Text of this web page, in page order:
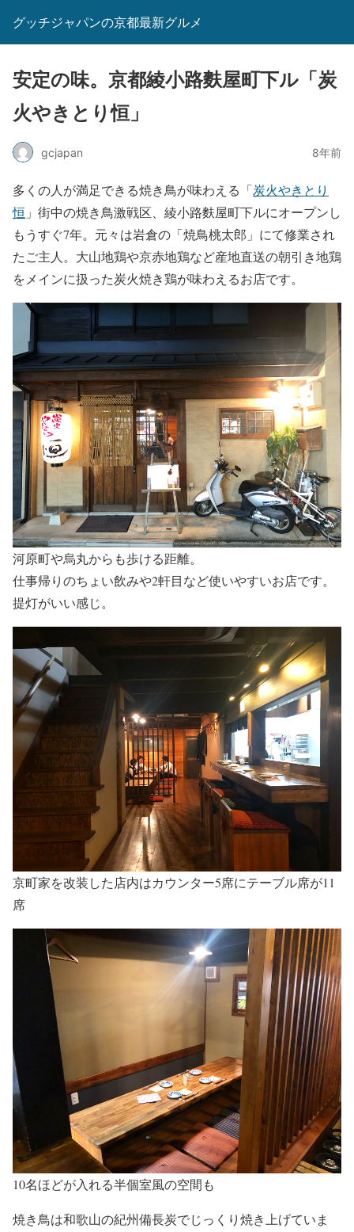
グッチジャパンの京都最新グルメ
安定の味。京都綾小路麩屋町下ル「炭
火やきとり恒」
gcjapan 8年前
多くの人が満足できる焼き鳥が味わえる「炭火やきとり
恒 」街中の焼き鳥激戦区、綾小路麩屋町下ルにオープンし
もうすぐ7年。元々は岩倉の「焼鳥桃太郎」にて修業され
たご主人。大山地鶏や京赤地鶏など産地直送の朝引き地鶏
をメインに扱った炭火焼き鶏が味わえるお店です。
河原町や烏丸からも歩ける距離。
仕事帰りのちょい飲みや2軒目など使いやすいお店です。
提灯がいい感じ。
京町家を改装した店内はカウンター5席にテーブル席が11
席
10名ほどが入れる半個室風の空間も
焼き鳥は和歌山の紀州備長炭でじっくり焼き上げていま